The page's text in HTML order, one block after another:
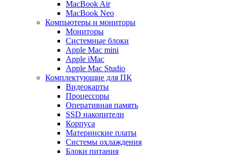
MacBook Air
MacBook Neo
Компьютеры и мониторы
Мониторы
Системные блоки
Apple Mac mini
Apple iMac
Apple Mac Studio
Комплектующие для ПК
Видеокарты
Процессоры
Оперативная память
SSD накопители
Корпуса
Материнские платы
Системы охлаждения
Блоки питания